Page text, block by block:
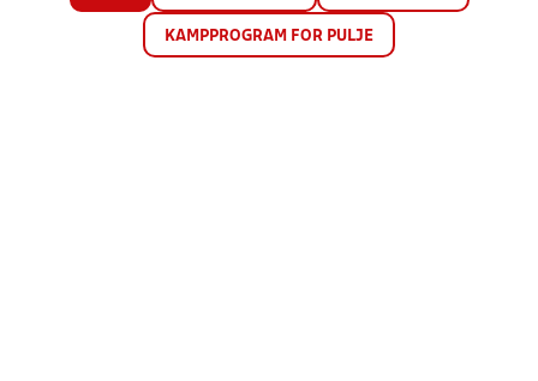
KAMPPROGRAM FOR PULJE